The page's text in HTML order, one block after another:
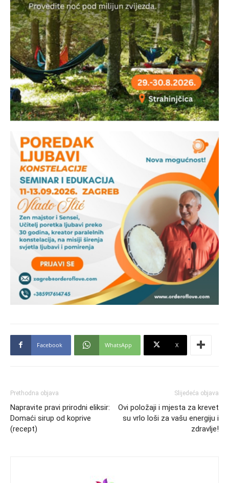
Facebook WhatsApp X
Prethodna objava
Napravite pravi prirodni eliksir:
Domaći sirup od koprive
(recept)
Slijedeća objava
Ovi položaji i mjesta za krevet
su vrlo loši za vašu energiju i
zdravlje!